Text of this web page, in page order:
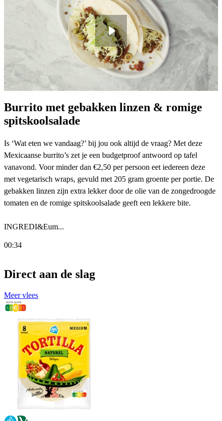
Burrito met gebakken linzen & romige
spitskoolsalade
Is ‘Wat eten we vandaag?’ bij jou ook altijd de vraag? Met deze
Mexicaanse burrito’s zet je een budgetproof antwoord op tafel
vanavond. Voor minder dan €2,50 per persoon eet iedereen deze
met vegetarisch wraps, gevuld met 205 gram groente per portie. De
gebakken linzen zijn extra lekker door de olie van de zongedroogde
tomaten en de romige spitskoolsalade geeft een lekkere bite.
INGREDI&Eum...
00:34
Direct aan de slag
Meer vlees